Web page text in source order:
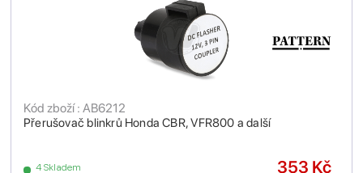
Přerušovač blinkrů Honda CBR, VFR800 a další
Kód zboží : AB6212
4 Skladem 353 Kč